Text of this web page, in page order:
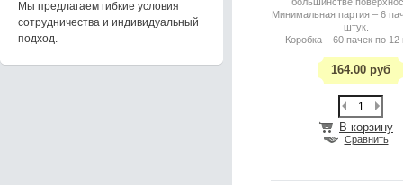
Мы предлагаем гибкие условия
сотрудничества и индивидуальный
подход.
Минимальная партия – 6
штук.
Коробка – 60 пачек по 12
164.00 руб
В корзину
Сравнить